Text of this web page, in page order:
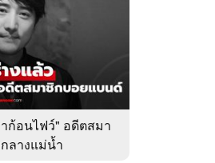
ก้อนไฟว์" อดีตสมา
ลางแม่น้ำ